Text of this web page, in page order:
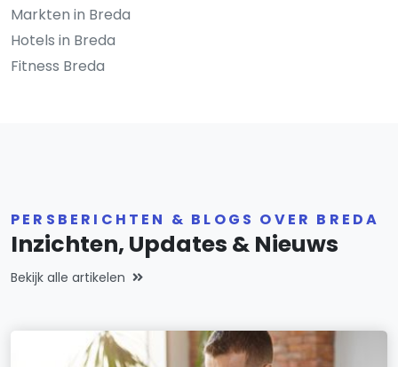
Markten in Breda
Hotels in Breda
Fitness Breda
PERSBERICHTEN & BLOGS OVER BREDA
Inzichten, Updates & Nieuws
Bekijk alle artikelen